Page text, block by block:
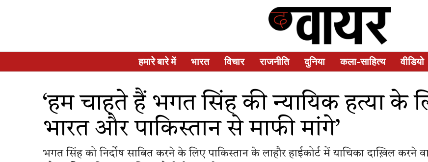
हमारे बारे में भारत विचार राजनीति दुनिया कला-साहित्य वीडियो
‘हम चाहते हैं भगत सिंह की न्यायिक हत्या के
भारत और पाकिस्तान से माफी मांगे’
भगत सिंह को निर्दोष साबित करने के लिए पाकिस्तान के लाहौर हाईकोर्ट में याचिका दाख़िल